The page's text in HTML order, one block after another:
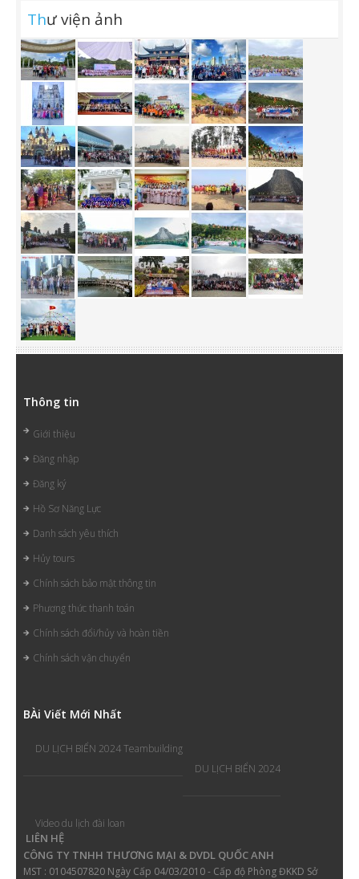
Thư viện ảnh
Thông tin
Giới thiệu
Đăng nhập
Đăng ký
Hồ Sơ Năng Lực
Danh sách yêu thích
Hủy tours
Chính sách bảo mật thông tin
Phương thức thanh toán
Chính sách đổi/hủy và hoàn tiền
Chính sách vận chuyển
BÀi Viết Mới Nhất
DU LỊCH BIỂN 2024 Teambuilding
DU LỊCH BIỂN 2024
Video du lịch đài loan
LIÊN HỆ
CÔNG TY TNHH THƯƠNG MẠI & DVDL QUỐC ANH
MST : 0104507820 Ngày Cấp 04/03/2010 - Cấp độ Phòng ĐKKD Sở